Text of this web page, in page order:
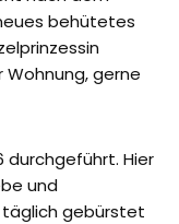
behütetes
gerne
durchgeführt. Hier
und
gebürstet